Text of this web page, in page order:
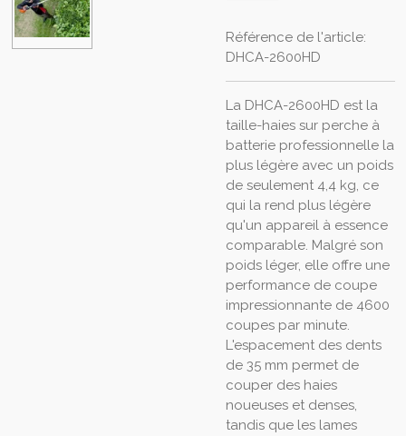
Référence de l'article:
DHCA-2600HD
La DHCA-2600HD est la
taille-haies sur perche à
batterie professionnelle la
plus légère avec un poids
de seulement 4,4 kg, ce
qui la rend plus légère
qu'un appareil à essence
comparable. Malgré son
poids léger, elle offre une
performance de coupe
impressionnante de 4600
coupes par minute.
L'espacement des dents
de 35 mm permet de
couper des haies
noueuses et denses,
tandis que les lames